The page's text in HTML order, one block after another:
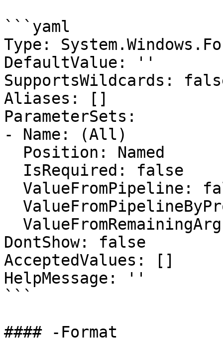
```yaml
Type:
DefaultValue: ''
SupportsWildcards:
Aliases: []
ParameterSets:
- Name: (All)
DontShow: false
AcceptedValues: []
HelpMessage: ''
```
#### -Format